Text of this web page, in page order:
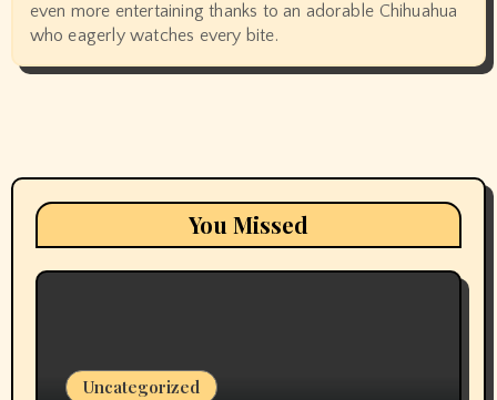
even more entertaining thanks to an adorable Chihuahua
who eagerly watches every bite.
You Missed
Uncategorized